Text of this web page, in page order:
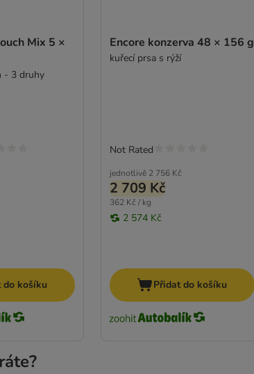
Mix 5 ×
- 3 druhy
do košíku
Encore konzerva 48 × 156 g
kuřecí prsa s rýží
jednotlivě 2 756 Kč
2 709 Kč
362 Kč / kg
2 574 Kč
Not Rated
Přidat do košíku